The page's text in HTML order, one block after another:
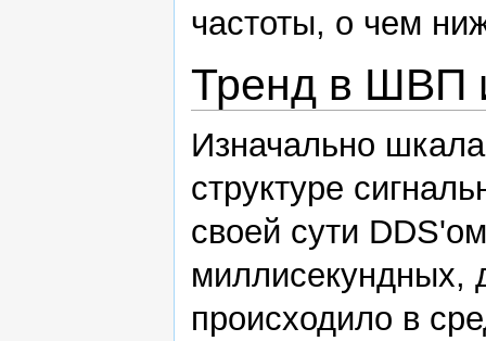
частоты, о чем
Тренд в ШВП
Изначально
структуре
своей сути
миллисекундных,
происходило в